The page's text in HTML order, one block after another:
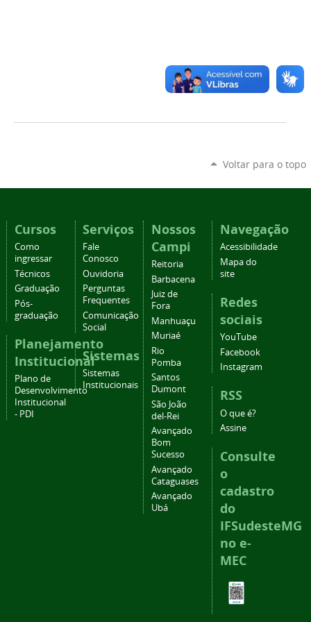
Voltar para o topo
Cursos
Como
ingressar
Técnicos
Graduação
Pós-
graduação
Planejamento
Institucional
Plano de
Desenvolvimento
Institucional
- PDI
Serviços
Fale
Conosco
Ouvidoria
Perguntas
Frequentes
Comunicação
Social
Sistemas
Sistemas
Institucionais
Nossos
Campi
Reitoria
Barbacena
Juiz de
Fora
Manhuaçu
Muriaé
Rio
Pomba
Santos
Dumont
São João
del-Rei
Avançado
Bom
Sucesso
Avançado
Cataguases
Avançado
Ubá
Navegação
Acessibilidade
Mapa do
site
Redes
sociais
YouTube
Facebook
Instagram
RSS
O que é?
Assine
Consulte
o
cadastro
do
IFSudesteMG
no e-
MEC